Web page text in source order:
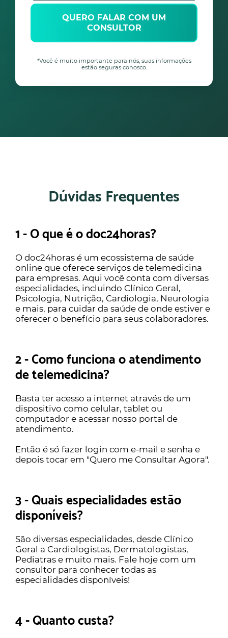
QUERO FALAR COM UM
CONSULTOR
*Você é muito importante para nós, suas informações
estão seguras conosco.
Dúvidas Frequentes
1 - O que é o doc24horas?
O doc24horas é um ecossistema de saúde
online que oferece serviços de telemedicina
para empresas. Aqui você conta com diversas
especialidades, incluindo Clínico Geral,
Psicologia, Nutrição, Cardiologia, Neurologia
e mais, para cuidar da saúde de onde estiver e
oferecer o benefício para seus colaboradores.
2 - Como funciona o atendimento
de telemedicina?
Basta ter acesso a internet através de um
dispositivo como celular, tablet ou
computador e acessar nosso portal de
atendimento.
Então é só fazer login com e-mail e senha e
depois tocar em "Quero me Consultar Agora".
3 - Quais especialidades estão
disponíveis?
São diversas especialidades, desde Clínico
Geral a Cardiologistas, Dermatologistas,
Pediatras e muito mais. Fale hoje com um
consultor para conhecer todas as
especialidades disponíveis!
4 - Quanto custa?